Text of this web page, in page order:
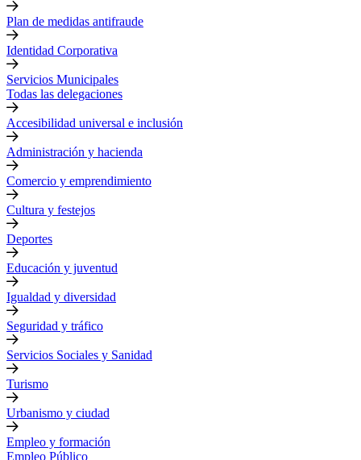
Plan de medidas antifraude
Identidad Corporativa
Servicios Municipales
Todas las delegaciones
Accesibilidad universal e inclusión
Administración y hacienda
Comercio y emprendimiento
Cultura y festejos
Deportes
Educación y juventud
Igualdad y diversidad
Seguridad y tráfico
Servicios Sociales y Sanidad
Turismo
Urbanismo y ciudad
Empleo y formación
Empleo Público